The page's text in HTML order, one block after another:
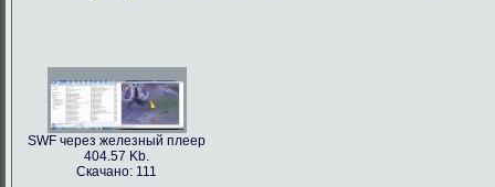
SWF через железный плеер
404.57 Kb.
Скачано: 111